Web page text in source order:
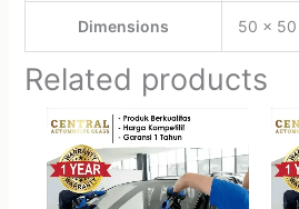
Dimensions 50 ×
Related products